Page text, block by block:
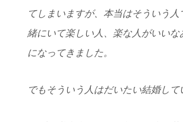
てしまいますが、本当はそういう人
緒にいて楽しい人、楽な人がいいな
になってきました。
でもそういう人はだいたい結婚して